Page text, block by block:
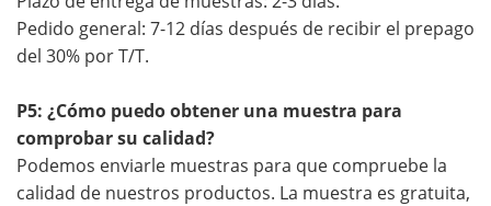
Pedido general: 7-12 días después de recibir el prepago
del 30% por T/T.
P5: ¿Cómo puedo obtener una muestra para
comprobar su calidad?
Podemos enviarle muestras para que compruebe la
calidad de nuestros productos. La muestra es gratuita,